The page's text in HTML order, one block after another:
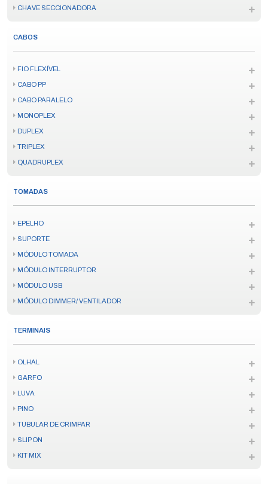
CHAVE SECCIONADORA
CABOS
FIO FLEXÍVEL
CABO PP
CABO PARALELO
MONOPLEX
DUPLEX
TRIPLEX
QUADRUPLEX
TOMADAS
EPELHO
SUPORTE
MÓDULO TOMADA
MÓDULO INTERRUPTOR
MÓDULO USB
MÓDULO DIMMER/ VENTILADOR
TERMINAIS
OLHAL
GARFO
LUVA
PINO
TUBULAR DE CRIMPAR
SLIP ON
KIT MIX